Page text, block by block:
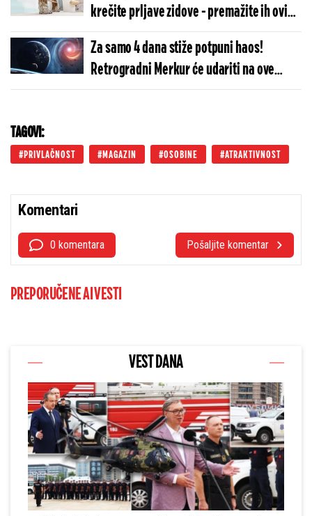
krečite prljave zidove - premažite ih ovim
sredstvom i biće čisti očas posla
Za samo 4 dana stiže potpuni haos!
Retrogradni Merkur će udariti na ove
znakove - crno im se piše
TAGOVI:
PRIVLAČNOST MAGAZIN OSOBINE ATRAKTIVNOST
Komentari
0 komentara Pošaljite komentar
PREPORUČENE AI VESTI
VEST DANA